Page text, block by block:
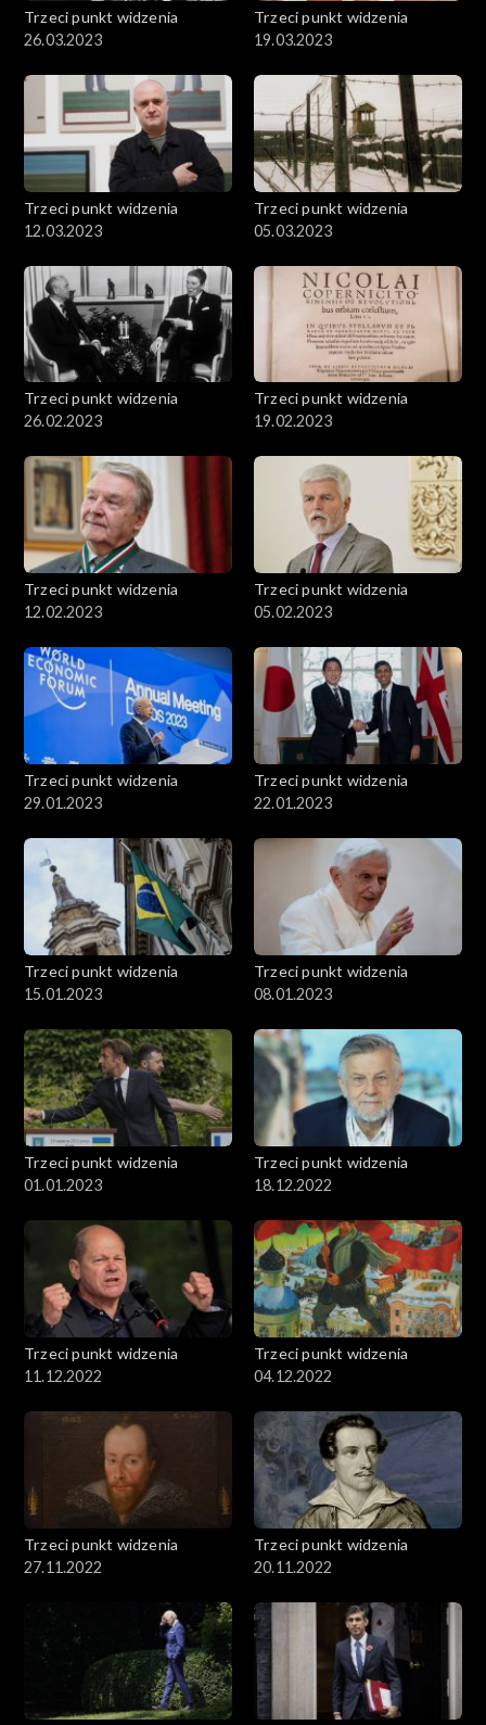
Trzeci punkt widzenia
26.03.2023
Trzeci punkt widzenia
19.03.2023
Trzeci punkt widzenia
12.03.2023
Trzeci punkt widzenia
05.03.2023
Trzeci punkt widzenia
26.02.2023
Trzeci punkt widzenia
19.02.2023
Trzeci punkt widzenia
12.02.2023
Trzeci punkt widzenia
05.02.2023
Trzeci punkt widzenia
29.01.2023
Trzeci punkt widzenia
22.01.2023
Trzeci punkt widzenia
15.01.2023
Trzeci punkt widzenia
08.01.2023
Trzeci punkt widzenia
01.01.2023
Trzeci punkt widzenia
18.12.2022
Trzeci punkt widzenia
11.12.2022
Trzeci punkt widzenia
04.12.2022
Trzeci punkt widzenia
27.11.2022
Trzeci punkt widzenia
20.11.2022